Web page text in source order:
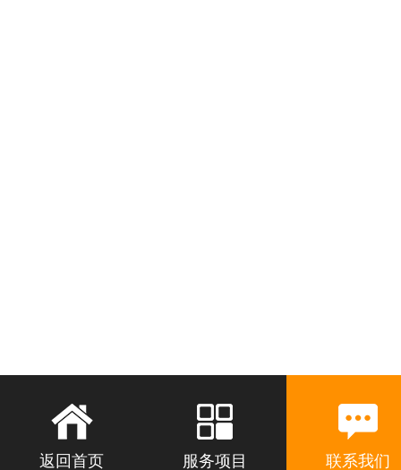
返回首页 服务项目 联系我们